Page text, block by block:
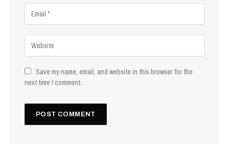
Save my name, email, and website in this browser for the
next time I comment.